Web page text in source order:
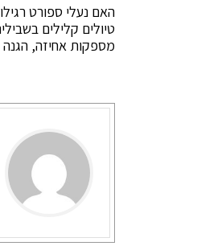
האם נעלי ספורט
טיולים קלילים
מספקות אחיזה, הגנה